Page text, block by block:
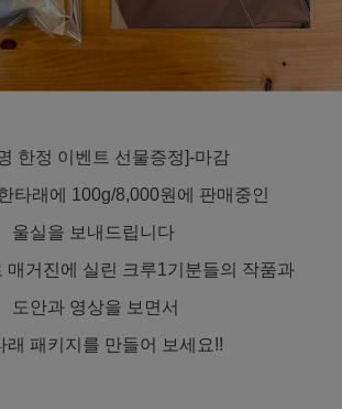
한정 이벤트 선물증정]-마감
타래에 100g/8,000원에 판매중인
울실을 보내드립니다
매거진에 실린 크루1기분들의 작품과
도안과 영상을 보면서
래 패키지를 만들어 보세요!!